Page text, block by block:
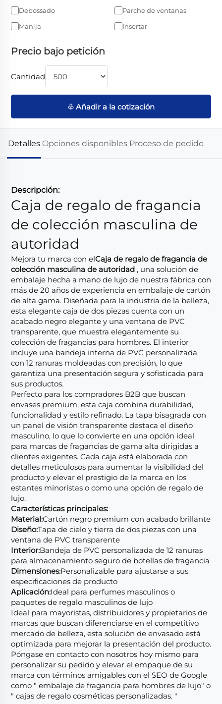
Debossado
Parche de ventanas
Manija
Insertar
Precio bajo petición
Cantidad
♧ Añadir a la cotización
Detalles Opciones disponibles Proceso de pedido
Descripción:
Caja de regalo de fragancia
de colección masculina de
autoridad
Mejora tu marca con elCaja de regalo de fragancia de
colección masculina de autoridad , una solución de
embalaje hecha a mano de lujo de nuestra fábrica con
más de 20 años de experiencia en embalaje de cartón
de alta gama. Diseñada para la industria de la belleza,
esta elegante caja de dos piezas cuenta con un
acabado negro elegante y una ventana de PVC
transparente, que muestra elegantemente su
colección de fragancias para hombres. El interior
incluye una bandeja interna de PVC personalizada
con 12 ranuras moldeadas con precisión, lo que
garantiza una presentación segura y sofisticada para
sus productos.
Perfecto para los compradores B2B que buscan
envases premium, esta caja combina durabilidad,
funcionalidad y estilo refinado. La tapa bisagrada con
un panel de visión transparente destaca el diseño
masculino, lo que lo convierte en una opción ideal
para marcas de fragancias de gama alta dirigidas a
clientes exigentes. Cada caja está elaborada con
detalles meticulosos para aumentar la visibilidad del
producto y elevar el prestigio de la marca en los
estantes minoristas o como una opción de regalo de
lujo.
Características principales:
Material:Cartón negro premium con acabado brillante
Diseño:Tapa de cielo y tierra de dos piezas con una
ventana de PVC transparente
Interior:Bandeja de PVC personalizada de 12 ranuras
para almacenamiento seguro de botellas de fragancia
Dimensiones:Personalizable para ajustarse a sus
especificaciones de producto
Aplicación:Ideal para perfumes masculinos o
paquetes de regalo masculinos de lujo
Ideal para mayoristas, distribuidores y propietarios de
marcas que buscan diferenciarse en el competitivo
mercado de belleza, esta solución de envasado está
optimizada para mejorar la presentación del producto.
Póngase en contacto con nosotros hoy mismo para
personalizar su pedido y elevar el empaque de su
marca con términos amigables con el SEO de Google
como " embalaje de fragancia para hombres de lujo" o
" cajas de regalo cosméticas personalizadas. "